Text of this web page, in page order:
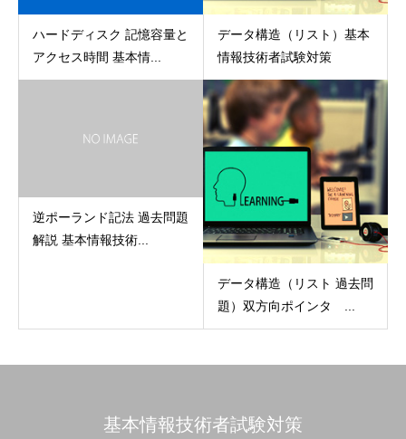
ハードディスク 記憶容量と
アクセス時間 基本情...
データ構造（リスト）基本
情報技術者試験対策
逆ポーランド記法 過去問題
解説 基本情報技術...
データ構造（リスト 過去問
題）双方向ポインタ ...
基本情報技術者試験対策